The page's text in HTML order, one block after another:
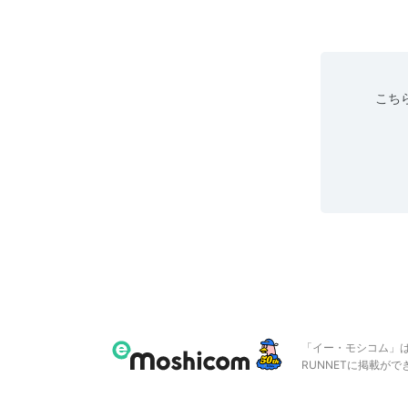
こち
「イー・モシコム
RUNNETに掲載がで